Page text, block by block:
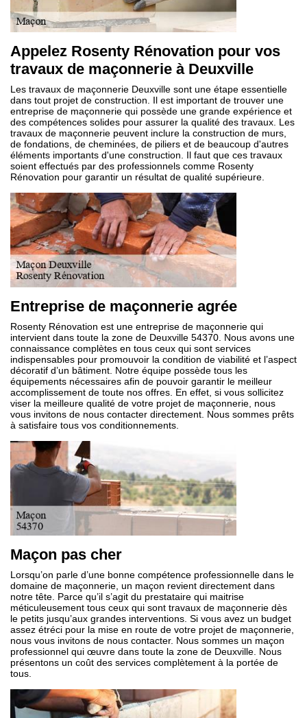
Appelez Rosenty Rénovation pour vos
travaux de maçonnerie à Deuxville
Les travaux de maçonnerie Deuxville sont une étape essentielle
dans tout projet de construction. Il est important de trouver une
entreprise de maçonnerie qui possède une grande expérience et
des compétences solides pour assurer la qualité des travaux. Les
travaux de maçonnerie peuvent inclure la construction de murs,
de fondations, de cheminées, de piliers et de beaucoup d'autres
éléments importants d'une construction. Il faut que ces travaux
soient effectués par des professionnels comme Rosenty
Rénovation pour garantir un résultat de qualité supérieure.
Entreprise de maçonnerie agrée
Rosenty Rénovation est une entreprise de maçonnerie qui
intervient dans toute la zone de Deuxville 54370. Nous avons une
connaissance complètes en tous ceux qui sont services
indispensables pour promouvoir la condition de viabilité et l’aspect
décoratif d’un bâtiment. Notre équipe possède tous les
équipements nécessaires afin de pouvoir garantir le meilleur
accomplissement de toute nos offres. En effet, si vous sollicitez
viser la meilleure qualité de votre projet de maçonnerie, nous
vous invitons de nous contacter directement. Nous sommes prêts
à satisfaire tous vos conditionnements.
Maçon pas cher
Lorsqu’on parle d’une bonne compétence professionnelle dans le
domaine de maçonnerie, un maçon revient directement dans
notre tête. Parce qu’il s’agit du prestataire qui maitrise
méticuleusement tous ceux qui sont travaux de maçonnerie dès
le petits jusqu’aux grandes interventions. Si vous avez un budget
assez étréci pour la mise en route de votre projet de maçonnerie,
nous vous invitons de nous contacter. Nous sommes un maçon
professionnel qui œuvre dans toute la zone de Deuxville. Nous
présentons un coût des services complètement à la portée de
tous.